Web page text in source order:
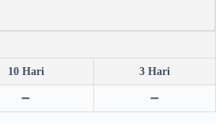
10 Hari 3 Hari
➖ ➖